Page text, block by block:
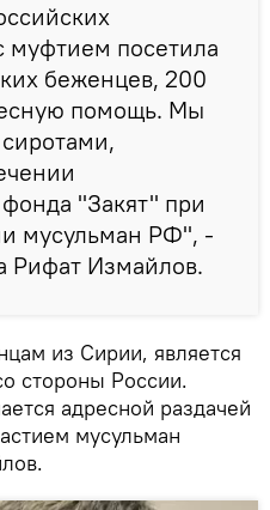
муфтием посетила
беженцев, 200
помощь. Мы
"Закят" при
мусульман РФ", -
Рифат Измайлов.
из Сирии, является
стороны России.
адресной раздачей
мусульман